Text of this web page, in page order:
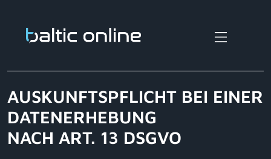
AUSKUNFTSPFLICHT BEI EINER
DATENERHEBUNG
NACH ART. 13 DSGVO